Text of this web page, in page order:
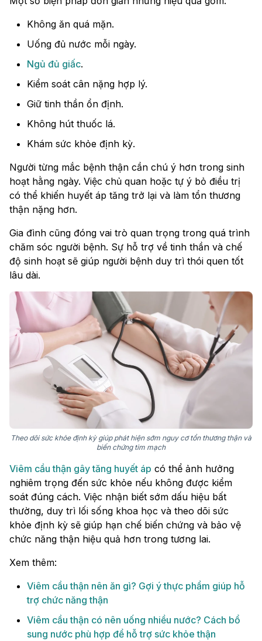
Không ăn quá mặn.
Uống đủ nước mỗi ngày.
Ngủ đủ giấc.
Kiểm soát cân nặng hợp lý.
Giữ tinh thần ổn định.
Không hút thuốc lá.
Khám sức khỏe định kỳ.
Người từng mắc bệnh thận cần chú ý hơn trong sinh
hoạt hằng ngày. Việc chủ quan hoặc tự ý bỏ điều trị
có thể khiến huyết áp tăng trở lại và làm tổn thương
thận nặng hơn.
Gia đình cũng đóng vai trò quan trọng trong quá trình
chăm sóc người bệnh. Sự hỗ trợ về tinh thần và chế
độ sinh hoạt sẽ giúp người bệnh duy trì thói quen tốt
lâu dài.
Theo dõi sức khỏe định kỳ giúp phát hiện sớm nguy cơ tổn thương thận và
biến chứng tim mạch
Viêm cầu thận gây tăng huyết áp có thể ảnh hưởng
nghiêm trọng đến sức khỏe nếu không được kiểm
soát đúng cách. Việc nhận biết sớm dấu hiệu bất
thường, duy trì lối sống khoa học và theo dõi sức
khỏe định kỳ sẽ giúp hạn chế biến chứng và bảo vệ
chức năng thận hiệu quả hơn trong tương lai.
Xem thêm:
Viêm cầu thận nên ăn gì? Gợi ý thực phẩm giúp hỗ
trợ chức năng thận
Viêm cầu thận có nên uống nhiều nước? Cách bổ
sung nước phù hợp để hỗ trợ sức khỏe thận